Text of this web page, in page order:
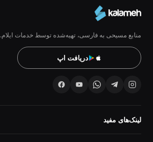
منابع مسیحی به فارسی، تهیه‌شده توسط خدمات ایلام.
دریافت اپ
لینک‌های مفید